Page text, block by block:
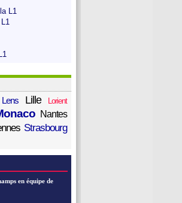
L1
Lens Lille Lorient
Nantes
Strasbourg
en équipe de